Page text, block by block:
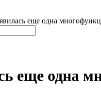
еще одна
еще одна